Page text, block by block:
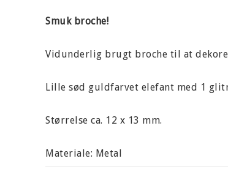
Smuk broche!
Vidunderlig brugt broche til at
Lille sød guldfarvet elefant med 1
Størrelse ca. 12 x 13 mm.
Materiale: Metal